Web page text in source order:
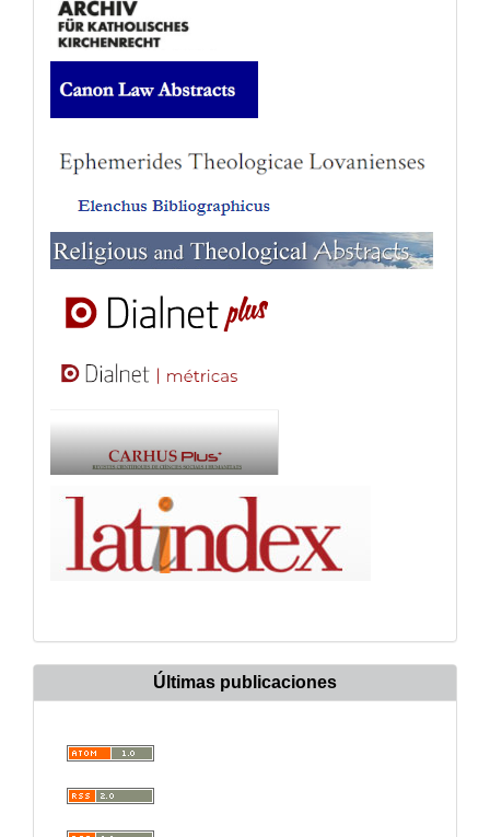
Últimas publicaciones